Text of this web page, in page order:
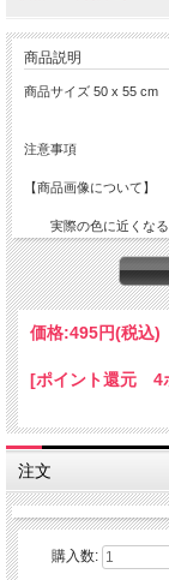
商品説明
商品サイズ 50 x 55
注意事項
【商品画像について】
実際の色に近くなる
ディスプレイの種類や
す。
【ご注文数量と商品サ
・50 x 55 cm の商品
複数枚でご注文を頂
50 x 110 cm の商品に
すが、
在庫状況によっては、
ります。
数量 １ ＝ 50 cm (
数量 ２ ＝ 1 m ( 100
数量 ３ ＝ 1.5 m (
価格:495円(税込)
[ポイント還元 4
注文
購入数: